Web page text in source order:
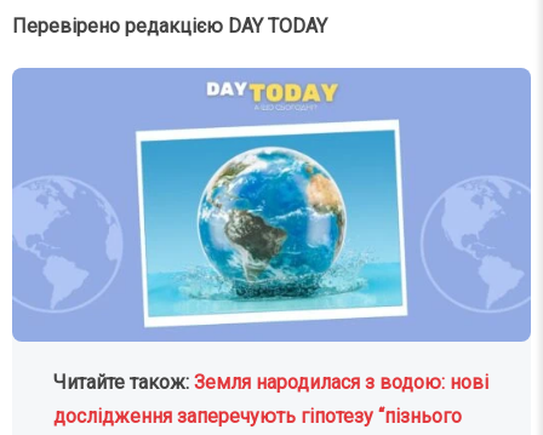
Перевірено редакцією DAY TODAY
Читайте також:Земля народилася з водою: нові
дослідження заперечують гіпотезу “пізнього